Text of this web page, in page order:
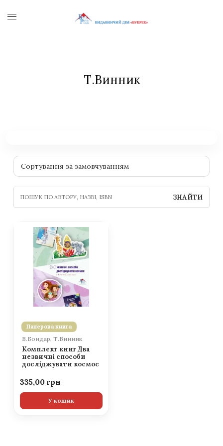
Т.Винник
ЗНАЙТИ
Паперова книга
В.Бондар, Т.Винник
Комплект книг Два
незвичні способи
досліджувати космос
335,00
У кошик